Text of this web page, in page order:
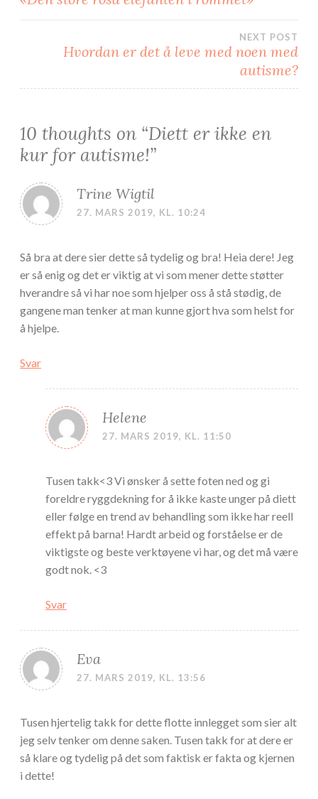
n y
NEXT POST
Hvordan er det å leve med noen med
autisme?
10 thoughts on “Diett er ikke en
kur for autisme!”
Trine Wigtil
27. MARS 2019, KL. 10:24
Så bra at dere sier dette så tydelig og bra! Heia dere! Jeg
er så enig og det er viktig at vi som mener dette støtter
hverandre så vi har noe som hjelper oss å stå stødig, de
gangene man tenker at man kunne gjort hva som helst for
å hjelpe.
Svar
Helene
27. MARS 2019, KL. 11:50
Tusen takk<3 Vi ønsker å sette foten ned og gi
foreldre ryggdekning for å ikke kaste unger på diett
eller følge en trend av behandling som ikke har reell
effekt på barna! Hardt arbeid og forståelse er de
viktigste og beste verktøyene vi har, og det må være
godt nok. <3
Svar
Eva
27. MARS 2019, KL. 13:56
Tusen hjertelig takk for dette flotte innlegget som sier alt
jeg selv tenker om denne saken. Tusen takk for at dere er
så klare og tydelig på det som faktisk er fakta og kjernen
i dette!